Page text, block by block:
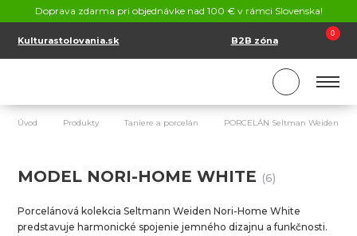
Doprava zdarma pri objednávke nad 100 € v rámci Slovenska!
Kulturastolovania.sk B2B zóna
0
SK
Úvod Produkty Taniere a porcelán PORCELÁN Seltman Weiden
MODEL NORI-HOME WHITE (6)
Porcelánová kolekcia Seltmann Weiden Nori-Home White
predstavuje harmonické spojenie jemného dizajnu a funkčnosti.